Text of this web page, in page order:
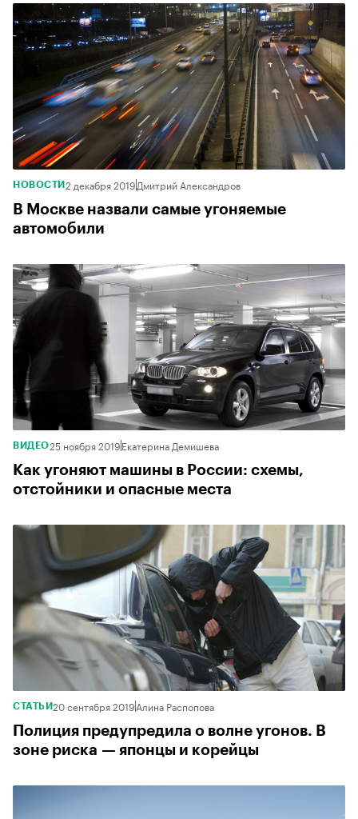
НОВОСТИ 2 декабря 2019Дмитрий Александров
В Москве назвали самые угоняемые
автомобили
ВИДЕО25 ноября 2019Екатерина Демишева
Как угоняют машины в России: схемы,
отстойники и опасные места
СТАТЬИ20 сентября 2019Алина Распопова
Полиция предупредила о волне угонов. В
зоне риска — японцы и корейцы